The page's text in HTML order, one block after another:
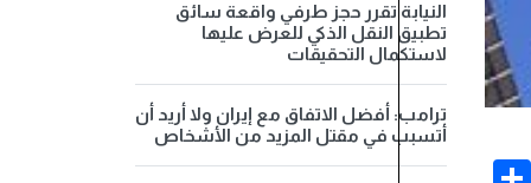
Share
النيابة تقرر حجز طرفي واقعة سائق
تطبيق النقل الذكي للعرض عليها
لاستكمال التحقيقات
ترامب: أفضل الاتفاق مع إيران ولا أريد أن
أتسبب في مقتل المزيد من الأشخاص